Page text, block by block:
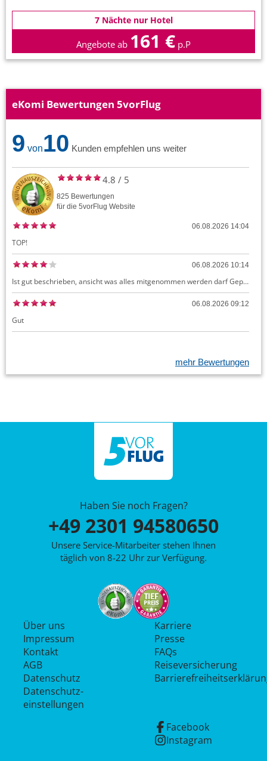
7 Nächte nur Hotel
Angebote ab 161 € p.P
eKomi Bewertungen 5vorFlug
9 von10 Kunden empfehlen uns weiter
4.8 / 5
825 Bewertungen
für die 5vorFlug Website
06.08.2026 14:04
TOP!
06.08.2026 10:14
Ist gut beschrieben, ansicht was alles mitgenommen werden darf Gepäck dürfte auch kostenloses Handgepäck umfassen, ansonsten sehr easy zu machen
06.08.2026 09:12
Gut
mehr Bewertungen
Haben Sie noch Fragen?
+49 2301 94580650
Unsere Service-Mitarbeiter stehen Ihnen
täglich von 8-22 Uhr zur Verfügung.
Über uns
Impressum
Kontakt
AGB
Datenschutz
Datenschutz­
einstellungen
Karriere
Presse
FAQs
Reiseversicherung
Facebook
Instagram